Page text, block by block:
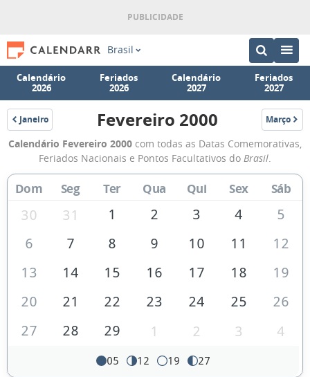
Brasil
Calendário
2026
Feriados
2026
Calendário
2027
Feriados
2027
Janeiro
2000
Calendário
de
Fevereiro
de
2000
Fevereiro 2000 Março
2000
Calendário Fevereiro 2000 com todas as Datas Comemorativas,
Feriados Nacionais e Pontos Facultativos do Brasil.
Dom Seg Ter Qua Qui Sex Sáb
30 31 1 2 3 4
5
6
7 8 9 10 11
12
13
14 15 16 17 18
19
20
21 22 23 24 25
26
27
28 29 1 2 3 4
05 12 19 27